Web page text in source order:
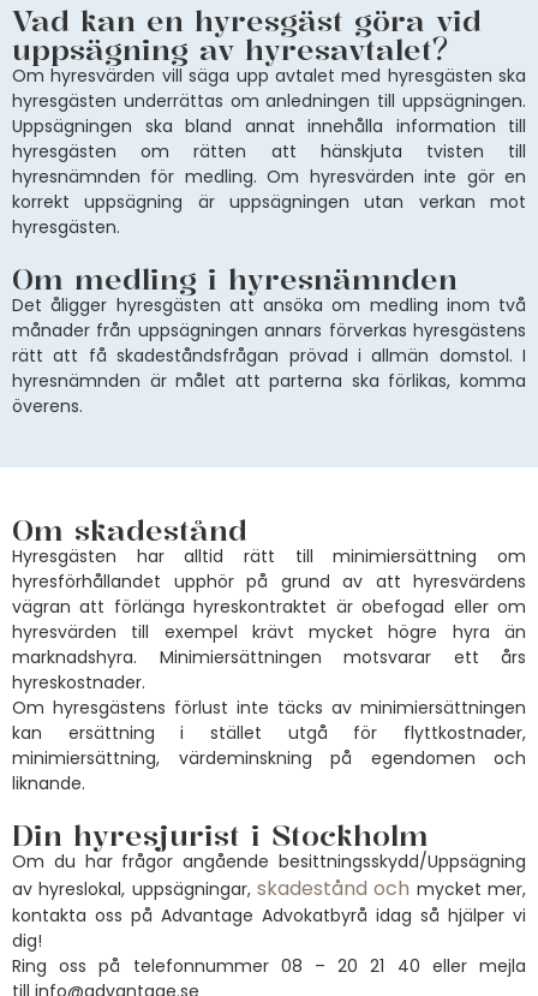
Vad kan en hyresgäst göra vid
uppsägning av hyresavtalet?
Om hyresvärden vill säga upp avtalet med hyresgästen ska
hyresgästen underrättas om anledningen till uppsägningen.
Uppsägningen ska bland annat innehålla information till
hyresgästen om rätten att hänskjuta tvisten till
hyresnämnden för medling. Om hyresvärden inte gör en
korrekt uppsägning är uppsägningen utan verkan mot
hyresgästen.
Om medling i hyresnämnden
Det åligger hyresgästen att ansöka om medling inom två
månader från uppsägningen annars förverkas hyresgästens
rätt att få skadeståndsfrågan prövad i allmän domstol. I
hyresnämnden är målet att parterna ska förlikas, komma
överens.
Om skadestånd
Hyresgästen har alltid rätt till minimiersättning om
hyresförhållandet upphör på grund av att hyresvärdens
vägran att förlänga hyreskontraktet är obefogad eller om
hyresvärden till exempel krävt mycket högre hyra än
marknadshyra. Minimiersättningen motsvarar ett års
hyreskostnader.
Om hyresgästens förlust inte täcks av minimiersättningen
kan ersättning i stället utgå för flyttkostnader,
minimiersättning, värdeminskning på egendomen och
liknande.
Din hyresjurist i Stockholm
Om du har frågor angående besittningsskydd/Uppsägning
av hyreslokal, uppsägningar, skadestånd och mycket mer,
kontakta oss på Advantage Advokatbyrå idag så hjälper vi
dig!
Ring oss på telefonnummer 08 – 20 21 40 eller mejla
till info@advantage.se